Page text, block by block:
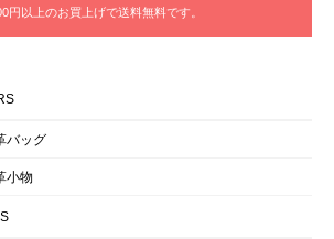
円以上のお買上げで送料無料です。
バッグ
小物